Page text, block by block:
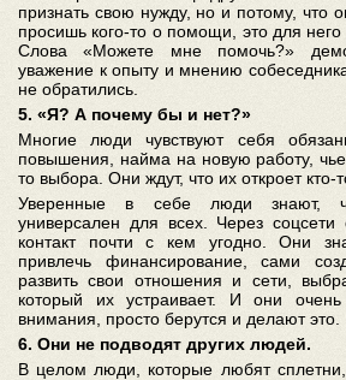
признать свою нужду, но и потому, что
просишь кого-то о помощи, это для
Слова «Можете мне помочь?»
уважение к опыту и мнению
не обратились.
5. «Я? А почему бы и нет?»
Многие люди чувствуют себя
повышения, найма на новую работу,
то выбора. Они ждут, что их откроет кто-
Уверенные в себе люди знают,
универсален для всех. Через соцсети
контакт почти с кем угодно. Они
привлечь финансирование, сами
развить свои отношения и сети,
который их устраивает. И они
внимания, просто берутся и делают это.
6. Они не подводят других людей.
В целом люди, которые любят сплетни,